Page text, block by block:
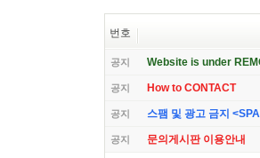
번호
공지 Website is under
공지 How to CONTACT
공지 스팸 및 광고 금지
공지 문의게시판 이용안내